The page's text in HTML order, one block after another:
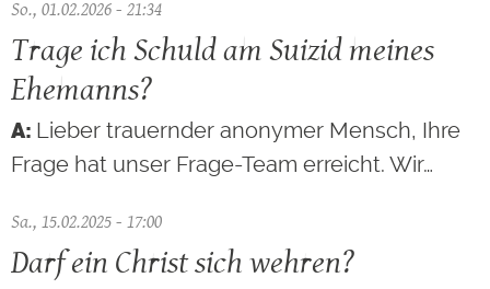
So., 01.02.2026 - 21:34
Trage ich Schuld am Suizid meines
Ehemanns?
Lieber trauernder anonymer Mensch, Ihre
Frage hat unser Frage-Team erreicht. Wir…
Sa., 15.02.2025 - 17:00
Darf ein Christ sich wehren?